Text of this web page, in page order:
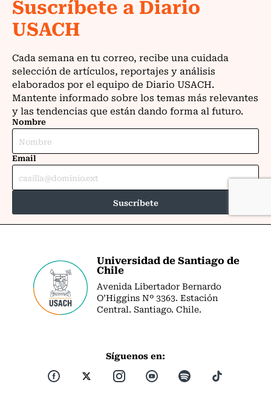
Universidad de Santiago de
Chile
Avenida Libertador Bernardo
O’Higgins Nº 3363. Estación
Central. Santiago. Chile.
Síguenos en: